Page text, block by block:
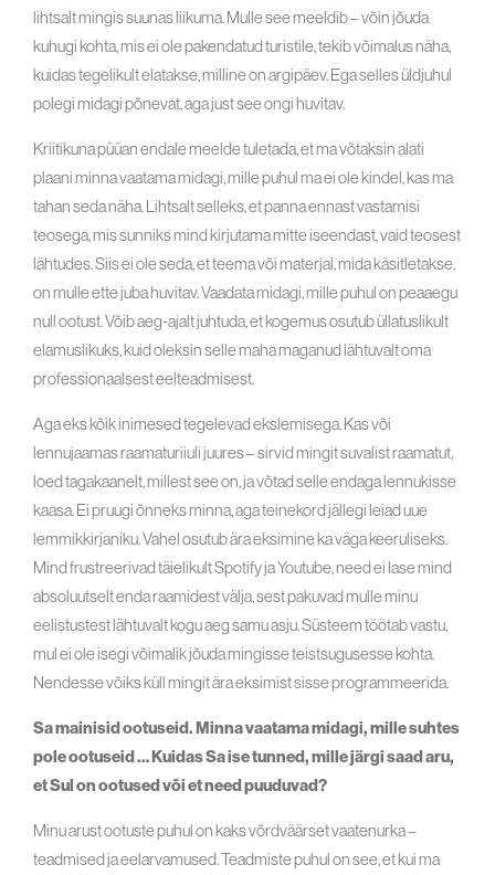
lihtsalt mingis suunas liikuma. Mulle see meeldib – võin jõuda
kuhugi kohta, mis ei ole pakendatud turistile, tekib võimalus näha,
kuidas tegelikult elatakse, milline on argipäev. Ega selles üldjuhul
polegi midagi põnevat, aga just see ongi huvitav.
Kriitikuna püüan endale meelde tuletada, et ma võtaksin alati
plaani minna vaatama midagi, mille puhul ma ei ole kindel, kas ma
tahan seda näha. Lihtsalt selleks, et panna ennast vastamisi
teosega, mis sunniks mind kirjutama mitte iseendast, vaid teosest
lähtudes. Siis ei ole seda, et teema või materjal, mida käsitletakse,
on mulle ette juba huvitav. Vaadata midagi, mille puhul on peaaegu
null ootust. Võib aeg-ajalt juhtuda, et kogemus osutub üllatuslikult
elamuslikuks, kuid oleksin selle maha maganud lähtuvalt oma
professionaalsest eelteadmisest.
Aga eks kõik inimesed tegelevad ekslemisega. Kas või
lennujaamas raamaturiiuli juures – sirvid mingit suvalist raamatut,
loed tagakaanelt, millest see on, ja võtad selle endaga lennukisse
kaasa. Ei pruugi õnneks minna, aga teinekord jällegi leiad uue
lemmikkirjaniku. Vahel osutub ära eksimine ka väga keeruliseks.
Mind frustreerivad täielikult Spotify ja Youtube, need ei lase mind
absoluutselt enda raamidest välja, sest pakuvad mulle minu
eelistustest lähtuvalt kogu aeg samu asju. Süsteem töötab vastu,
mul ei ole isegi võimalik jõuda mingisse teistsugusesse kohta.
Nendesse võiks küll mingit ära eksimist sisse programmeerida.
Sa mainisid ootuseid. Minna vaatama midagi, mille suhtes
pole ootuseid … Kuidas Sa ise tunned, mille järgi saad aru,
et Sul on ootused või et need puuduvad?
Minu arust ootuste puhul on kaks võrdväärset vaatenurka –
teadmised ja eelarvamused. Teadmiste puhul on see, et kui ma